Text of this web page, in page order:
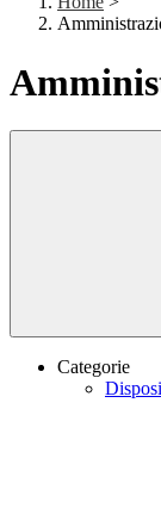
Categorie